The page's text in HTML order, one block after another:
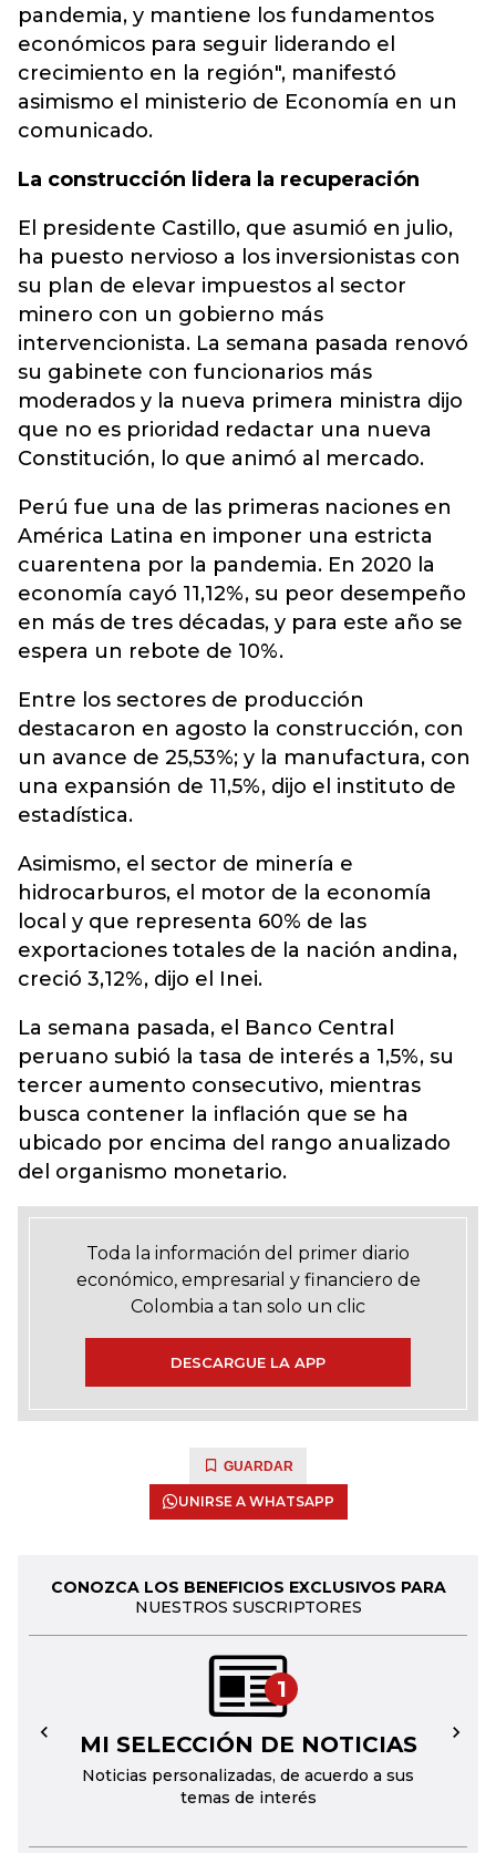
pandemia, y mantiene los fundamentos
económicos para seguir liderando el
crecimiento en la región", manifestó
asimismo el ministerio de Economía en un
comunicado.
La construcción lidera la recuperación
El presidente Castillo, que asumió en julio,
ha puesto nervioso a los inversionistas con
su plan de elevar impuestos al sector
minero con un gobierno más
intervencionista. La semana pasada renovó
su gabinete con funcionarios más
moderados y la nueva primera ministra dijo
que no es prioridad redactar una nueva
Constitución, lo que animó al mercado.
Perú fue una de las primeras naciones en
América Latina en imponer una estricta
cuarentena por la pandemia. En 2020 la
economía cayó 11,12%, su peor desempeño
en más de tres décadas, y para este año se
espera un rebote de 10%.
Entre los sectores de producción
destacaron en agosto la construcción, con
un avance de 25,53%; y la manufactura, con
una expansión de 11,5%, dijo el instituto de
estadística.
Asimismo, el sector de minería e
hidrocarburos, el motor de la economía
local y que representa 60% de las
exportaciones totales de la nación andina,
creció 3,12%, dijo el Inei.
La semana pasada, el Banco Central
peruano subió la tasa de interés a 1,5%, su
tercer aumento consecutivo, mientras
busca contener la inflación que se ha
ubicado por encima del rango anualizado
del organismo monetario.
Toda la información del primer diario
económico, empresarial y financiero de
Colombia a tan solo un clic
DESCARGUE LA APP
GUARDAR
UNIRSE A WHATSAPP
CONOZCA LOS BENEFICIOS EXCLUSIVOS PARA
NUESTROS SUSCRIPTORES
1
MI SELECCIÓN DE NOTICIAS
Noticias personalizadas, de acuerdo a sus
temas de interés
← →